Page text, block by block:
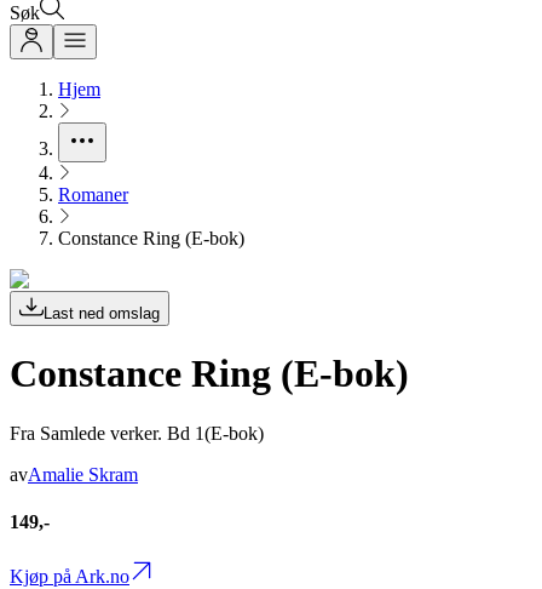
Søk
Hjem
Romaner
Constance Ring (E-bok)
Last ned omslag
Constance Ring (E-bok)
Fra Samlede verker. Bd 1(E-bok)
avAmalie Skram
149,-
Kjøp på Ark.no